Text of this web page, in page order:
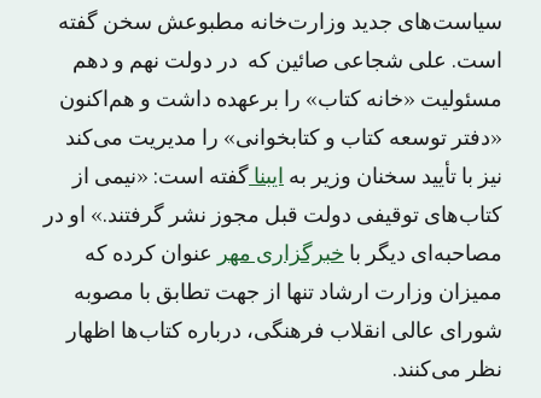
سیاست‌های جدید وزارت‌خانه مطبوعش سخن گفته
است. علی شجاعی صائین که در دولت نهم و دهم
مسئولیت «خانه کتاب» را برعهده داشت و هم‌اکنون
«دفتر توسعه کتاب و کتابخوانی» را مدیریت می‌کند
نیز با تأیید سخنان وزیر به
ایبنا گفته است: «نیمی از
کتاب‌های توقیفی دولت قبل مجوز نشر گرفتند.» او در
مصاحبه‌ای دیگر با خبرگزاری مهر
عنوان کرده که
ممیزان وزارت ارشاد تنها از جهت تطابق با مصوبه
شورای عالی انقلاب فرهنگی، درباره کتاب‌ها اظهار
نظر می‌کنند.